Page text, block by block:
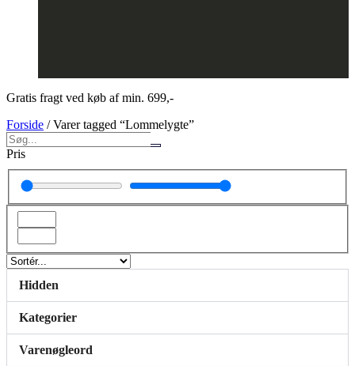
Gratis fragt ved køb af min. 699,-
Forside / Varer tagged “Lommelygte”
Pris
Hidden
Kategorier
Varenøgleord